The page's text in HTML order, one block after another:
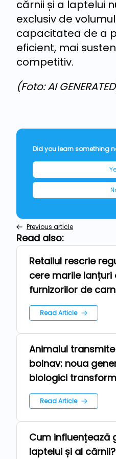
cărnii și a laptelui
exclusiv de
capacitatea de a
eficient, mai
competitiv.
(Foto: AI
Did you learn something
Previous article
Read also:
Repers
Retailul rescrie
cere marile
furnizorilor de
2030
Read Article
Technologies
Animalul
bolnav: noua
biologici
Read Article
News
Cum influențează
laptelui și al